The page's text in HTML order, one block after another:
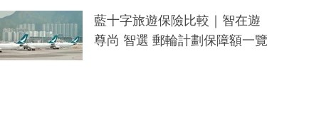
藍十字旅遊保險比較｜智在遊
尊尚 智選 郵輪計劃保障額一覽